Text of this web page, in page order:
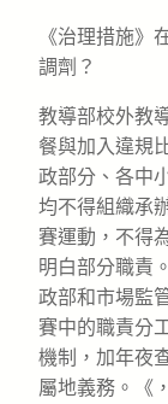
《治理措施》
調劑？
教導部校外教
餐與加入違規
政部分、各中
均不得組織承
賽運動，不得
明白部分職責
政部和市場監
賽中的職責分
機制，加年夜
屬地義務。《